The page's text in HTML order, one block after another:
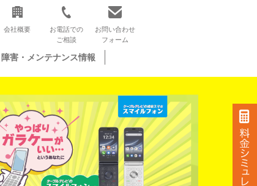
会社概要
お電話での
ご相談
お問い合わせ
フォーム
障害・メンテナンス情報